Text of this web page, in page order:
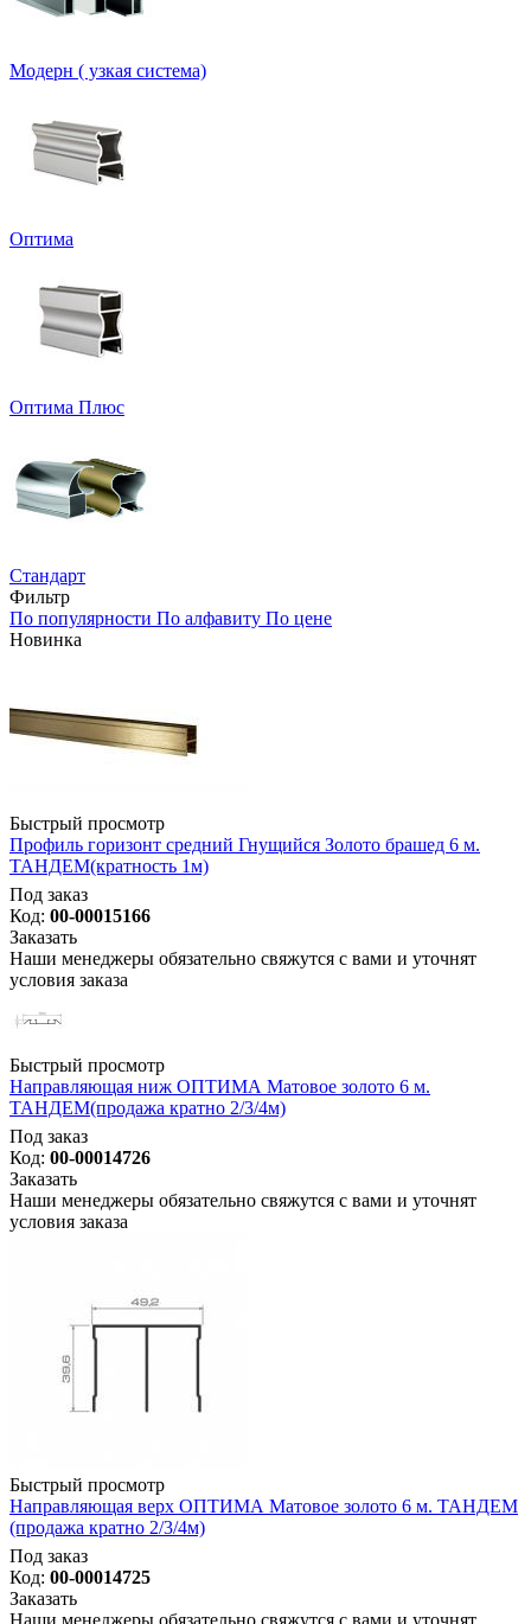
Модерн ( узкая система)
Оптима
Оптима Плюс
Стандарт
Фильтр
По популярности По алфавиту По цене
Новинка
Быстрый просмотр
Профиль горизонт средний Гнущийся Золото брашед 6 м.
ТАНДЕМ(кратность 1м)
Под заказ
Код: 00-00015166
Заказать
Наши менеджеры обязательно свяжутся с вами и уточнят
условия заказа
Быстрый просмотр
Направляющая ниж ОПТИМА Матовое золото 6 м.
ТАНДЕМ(продажа кратно 2/3/4м)
Под заказ
Код: 00-00014726
Заказать
Наши менеджеры обязательно свяжутся с вами и уточнят
условия заказа
Быстрый просмотр
Направляющая верх ОПТИМА Матовое золото 6 м. ТАНДЕМ
(продажа кратно 2/3/4м)
Под заказ
Код: 00-00014725
Заказать
Наши менеджеры обязательно свяжутся с вами и уточнят